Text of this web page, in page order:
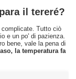
il tereré?
complicate. Tutto ciò
e un po' di pazienza.
bene, vale la pena di
la temperatura fa